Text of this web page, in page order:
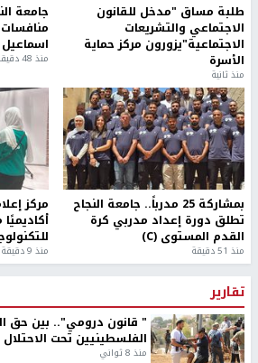
طلبة مساق "مدخل للقانون
الاجتماعي والتشريعات
الاجتماعية"يزورون مركز حماية
الأسرة
منذ ثانية
جامعة
اسماعيل
منذ 48 دقيقة
بمشاركة 25 مدرباً.. جامعة النجاح
تطلق دورة إعداد مدربي كرة
القدم المستوى (C)
منذ 51 دقيقة
مركز
منذ 9 دقيقة
تقارير
" قانون درومي".. بين حق
الفلسطينيين تحت الاحتلال
منذ 8 ثواني